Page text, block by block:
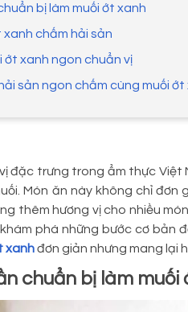
bị làm muối ớt xanh
xanh chấm hải sản
ớt xanh ngon chuẩn vị
sản ngon chấm cùng muối ớt
đặc trưng trong ẩm thực
Món ăn này không chỉ
thêm hương vị cho nhiều
phá những bước cơ bản
xanhđơn giản nhưng mang lại
chuẩn bị làm muối